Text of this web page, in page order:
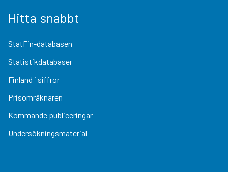
Hitta snabbt
StatFin-databasen
Statistikdatabaser
Finland i siffror
Prisomräknaren
Kommande publiceringar
Undersökningsmaterial